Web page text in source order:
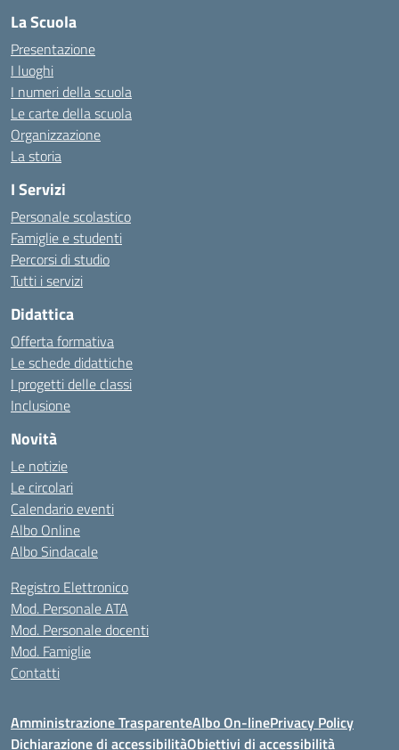
La Scuola
Presentazione
I luoghi
I numeri della scuola
Le carte della scuola
Organizzazione
La storia
I Servizi
Personale scolastico
Famiglie e studenti
Percorsi di studio
Tutti i servizi
Didattica
Offerta formativa
Le schede didattiche
I progetti delle classi
Inclusione
Novità
Le notizie
Le circolari
Calendario eventi
Albo Online
Albo Sindacale
Registro Elettronico
Mod. Personale ATA
Mod. Personale docenti
Mod. Famiglie
Contatti
Amministrazione TrasparenteAlbo On-linePrivacy Policy
Dichiarazione di accessibilitàObiettivi di accessibilità